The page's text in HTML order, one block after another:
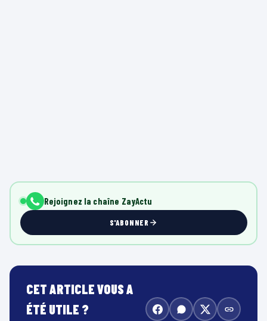
Rejoignez la chaîne ZayActu
S'ABONNER
CET ARTICLE VOUS A
ÉTÉ UTILE ?